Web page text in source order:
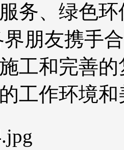
务、绿色
朋友携手
工和完善
工作环境